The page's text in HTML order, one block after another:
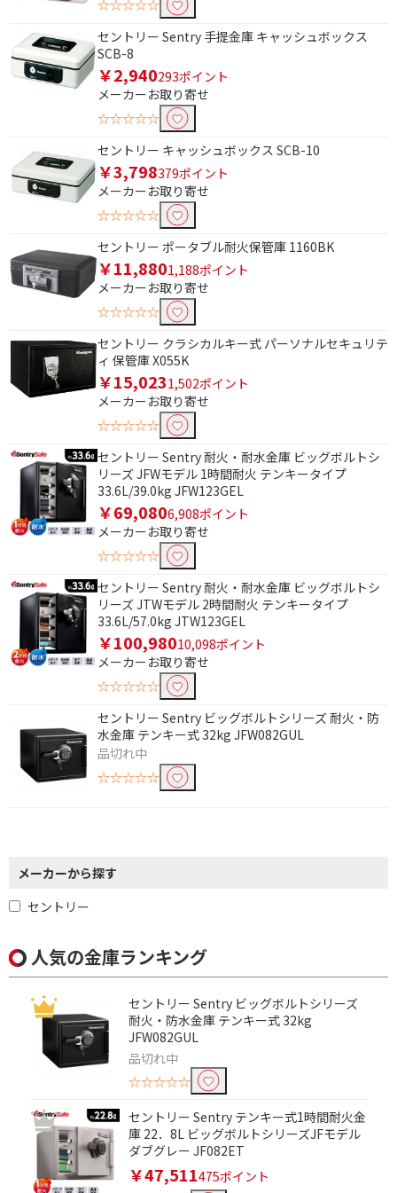
☆☆☆☆☆
セントリー Sentry 手提金庫 キャッシュボックス
SCB-8
￥2,940293ポイント
メーカーお取り寄せ
☆☆☆☆☆
セントリー キャッシュボックス SCB-10
￥3,798379ポイント
メーカーお取り寄せ
☆☆☆☆☆
セントリー ポータブル耐火保管庫 1160BK
￥11,8801,188ポイント
メーカーお取り寄せ
☆☆☆☆☆
セントリー クラシカルキー式 パーソナルセキュリテ
ィ 保管庫 X055K
￥15,0231,502ポイント
メーカーお取り寄せ
☆☆☆☆☆
セントリー Sentry 耐火・耐水金庫 ビッグボルトシ
リーズ JFWモデル 1時間耐火 テンキータイプ
33.6L/39.0kg JFW123GEL
￥69,0806,908ポイント
メーカーお取り寄せ
☆☆☆☆☆
セントリー Sentry 耐火・耐水金庫 ビッグボルトシ
リーズ JTWモデル 2時間耐火 テンキータイプ
33.6L/57.0kg JTW123GEL
￥100,98010,098ポイント
メーカーお取り寄せ
☆☆☆☆☆
セントリー Sentry ビッグボルトシリーズ 耐火・防
水金庫 テンキー式 32kg JFW082GUL
品切れ中
☆☆☆☆☆
メーカーから探す
セントリー
条件で絞り込む
フリーワードで絞り込む
除外する
除外する にチェックを入れると、指定したワード
を除外して検索します。
価格で絞り込む
円~
人気の金庫ランキング
セントリー Sentry ビッグボルトシリーズ
耐火・防水金庫 テンキー式 32kg
JFW082GUL
品切れ中
☆☆☆☆☆
セントリー Sentry テンキー式1時間耐火金
庫 22．8L ビッグボルトシリーズJFモデル
ダブグレー JF082ET
￥47,511475ポイント